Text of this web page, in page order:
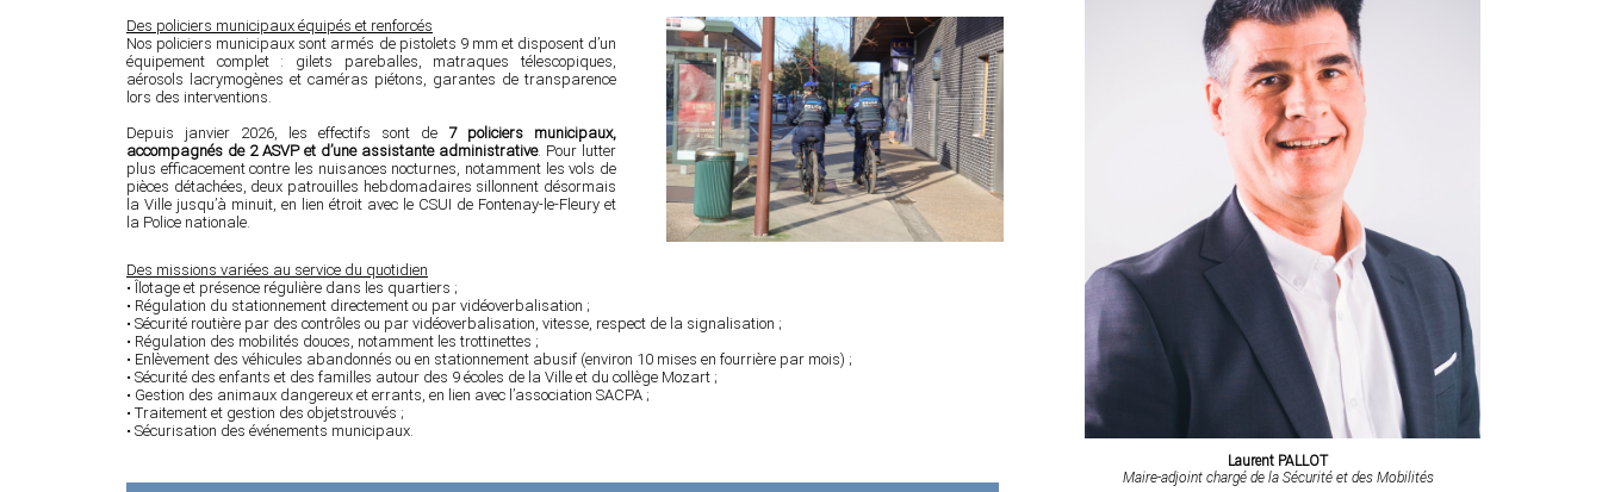
Des policiers municipaux équipés et renforcés
Nos policiers municipaux sont armés de pistolets 9 mm et disposent d’un
équipement complet : gilets pareballes, matraques télescopiques,
aérosols lacrymogènes et caméras piétons, garantes de transparence
lors des interventions.
Depuis janvier 2026, les effectifs sont de 7 policiers municipaux,
accompagnés de 2 ASVP et d’une assistante administrative. Pour lutter
plus efficacement contre les nuisances nocturnes, notamment les vols de
pièces détachées, deux patrouilles hebdomadaires sillonnent désormais
la Ville jusqu’à minuit, en lien étroit avec le CSUI de Fontenay-le-Fleury et
la Police nationale.
Des missions variées au service du quotidien
• Îlotage et présence régulière dans les quartiers ;
• Régulation du stationnement directement ou par vidéoverbalisation ;
• Sécurité routière par des contrôles ou par vidéoverbalisation, vitesse, respect de la signalisation ;
• Régulation des mobilités douces, notamment les trottinettes ;
• Enlèvement des véhicules abandonnés ou en stationnement abusif (environ 10 mises en fourrière par mois) ;
• Sécurité des enfants et des familles autour des 9 écoles de la Ville et du collège Mozart ;
• Gestion des animaux dangereux et errants, en lien avec l’association SACPA ;
• Traitement et gestion des objetstrouvés ;
• Sécurisation des événements municipaux.
Laurent PALLOT
Maire-adjoint chargé de la Sécurité et des Mobilités